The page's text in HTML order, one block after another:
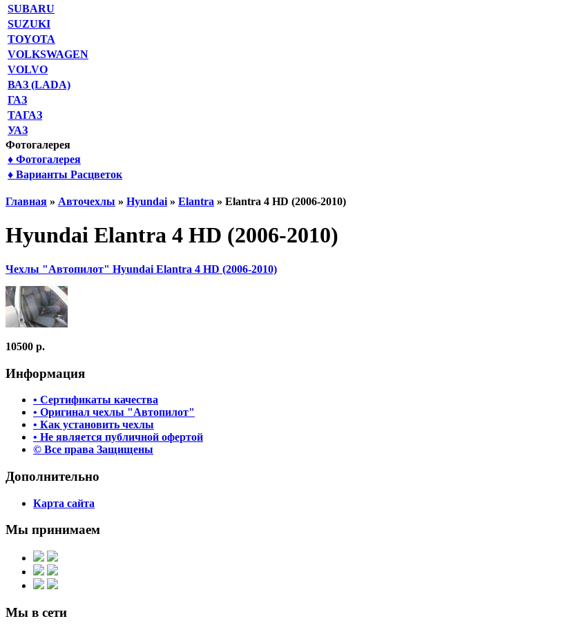
SUBARU
SUZUKI
TOYOTA
VOLKSWAGEN
VOLVO
ВАЗ (LADA)
ГАЗ
ТАГАЗ
УАЗ
Фотогалерея
♦ Фотогалерея
♦ Варианты Расцветок
Главная » Авточехлы » Hyundai » Elantra » Elantra 4 HD (2006-2010)
Hyundai Elantra 4 HD (2006-2010)
Чехлы "Автопилот" Hyundai Elantra 4 HD (2006-2010)
10500 р.
Информация
• Сертификаты качества
• Оригинал чехлы "Автопилот"
• Как установить чехлы
• Не является публичной офертой
© Все права Защищены
Дополнительно
Карта сайта
Мы принимаем
Мы в сети